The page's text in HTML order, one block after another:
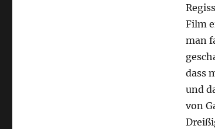
Film
man
dass
und
von